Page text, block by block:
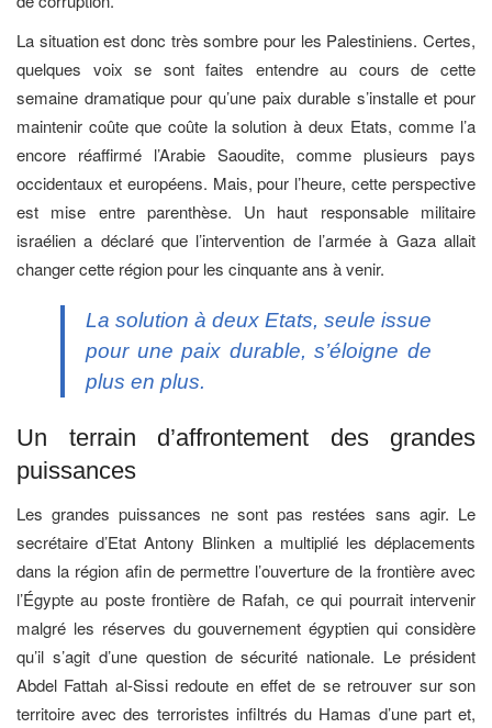
La situation est donc très sombre pour les Palestiniens. Certes,
quelques voix se sont faites entendre au cours de cette
semaine dramatique pour qu’une paix durable s’installe et pour
maintenir coûte que coûte la solution à deux Etats, comme l’a
encore réaffirmé l’Arabie Saoudite, comme plusieurs pays
occidentaux et européens. Mais, pour l’heure, cette perspective
est mise entre parenthèse. Un haut responsable militaire
israélien a déclaré que l’intervention de l’armée à Gaza allait
changer cette région pour les cinquante ans à venir.
La solution à deux Etats, seule issue
pour une paix durable, s’éloigne de
plus en plus.
Un terrain d’affrontement des grandes
puissances
Les grandes puissances ne sont pas restées sans agir. Le
secrétaire d’Etat Antony Blinken a multiplié les déplacements
dans la région afin de permettre l’ouverture de la frontière avec
l’Égypte au poste frontière de Rafah, ce qui pourrait intervenir
malgré les réserves du gouvernement égyptien qui considère
qu’il s’agit d’une question de sécurité nationale. Le président
Abdel Fattah al-Sissi redoute en effet de se retrouver sur son
territoire avec des terroristes infiltrés du Hamas d’une part et,